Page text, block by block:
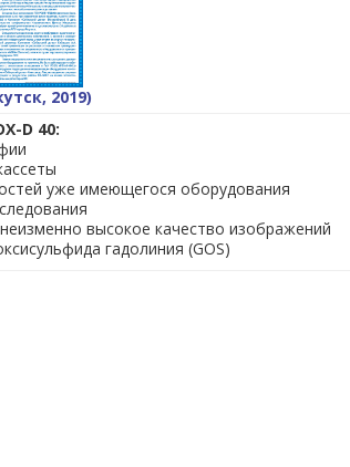
2019)
D 40:
уже имеющегося оборудования
высокое качество изображений
гадолиния (GOS)
детекторе DX-D 40
детектора DX-D 40
детектор DX-D 40
характеристики и условия
лидеров в производстве
лучевой диагностики